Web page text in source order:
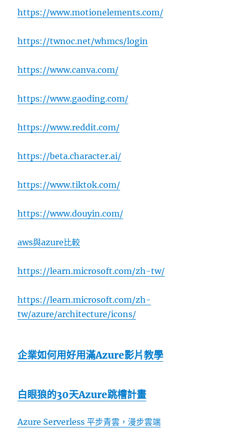
https://www.motionelements.com/
https://twnoc.net/whmcs/login
https://www.canva.com/
https://www.gaoding.com/
https://www.reddit.com/
https://beta.character.ai/
https://www.tiktok.com/
https://www.douyin.com/
aws與azure比較
https://learn.microsoft.com/zh-tw/
https://learn.microsoft.com/zh-
tw/azure/architecture/icons/
企業如何用好用滿Azure影片教學
白眼狼的30天Azure跳槽計畫
Azure Serverless 平步青雲，漫步雲端